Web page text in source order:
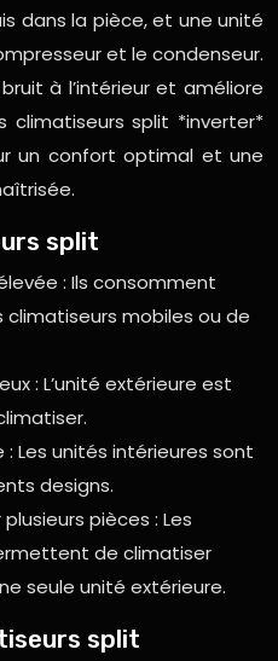
dans la pièce, et une unité
et le condenseur.
à l’intérieur et améliore
climatiseurs split *inverter*
un confort optimal et une
split
: Ils consomment
climatiseurs mobiles ou de
: L’unité extérieure est
Les unités intérieures sont
designs.
pièces : Les
de climatiser
seule unité extérieure.
split